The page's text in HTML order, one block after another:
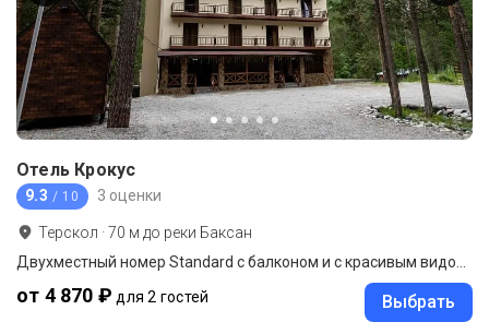
Отель Крокус
9.3 / 10 3 оценки
Терскол ·70 м до реки Баксан
от 4 870 ₽ для 2 гостей Выбрать